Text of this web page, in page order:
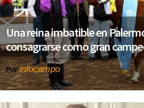
Una reina imbatible en
consagrarse como gran
Por infocampo